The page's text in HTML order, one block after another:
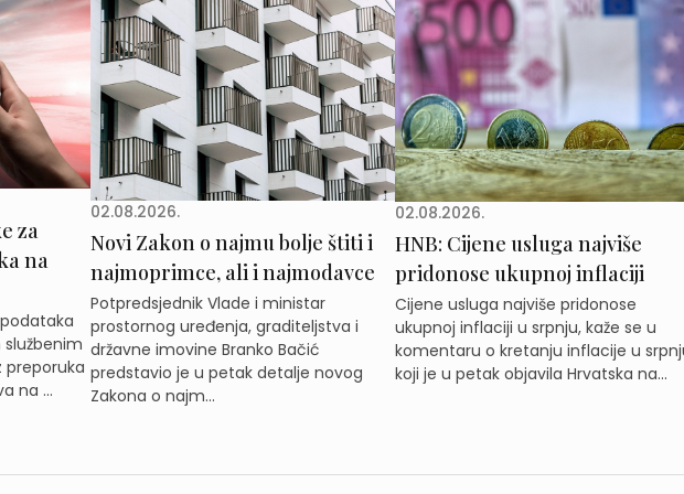
za
na
službenim
na ...
02.08.2026.
Novi Zakon o najmu bolje štiti i
najmoprimce, ali i najmodavce
Potpredsjednik Vlade i ministar
prostornog uređenja, graditeljstva i
državne imovine Branko Bačić
predstavio je u petak detalje novog
Zakona o najm...
02.08.2026.
HNB: Cijene usluga najviše
pridonose ukupnoj inflaciji
Cijene usluga najviše pridonose
ukupnoj inflaciji u srpnju, kaže se u
komentaru o kretanju inflacije u
koji je u petak objavila Hrvatska na...